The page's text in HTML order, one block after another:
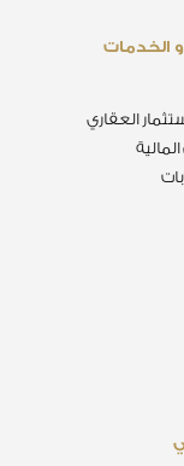
الخدمات
العقاري
المالية